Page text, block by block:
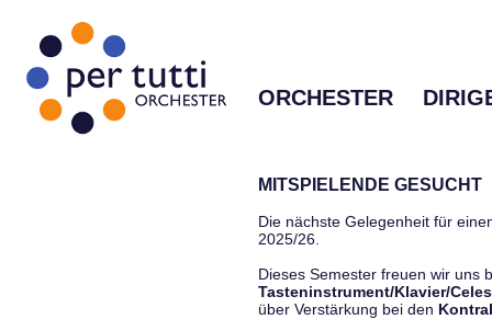
ORCHESTER
MITSPIELENDE GESUCHT
Die nächste Gelegenheit für
2025/26.
Dieses Semester freuen wir uns
Tasteninstrument/Klavier/
über Verstärkung bei den